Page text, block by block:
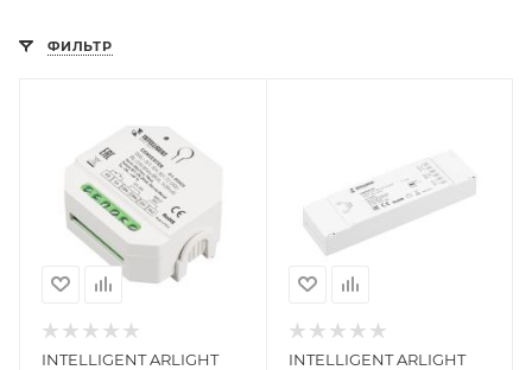
ФИЛЬТР
INTELLIGENT ARLIGHT
INTELLIGENT ARLIGHT